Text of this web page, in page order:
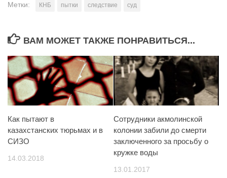
Метки: КНБ пытки следствие суд
ВАМ МОЖЕТ ТАКЖЕ ПОНРАВИТЬСЯ...
Как пытают в
казахстанских тюрьмах и в
СИЗО
14.03.2018
Сотрудники акмолинской
колонии забили до смерти
заключенного за просьбу о
кружке воды
13.01.2017